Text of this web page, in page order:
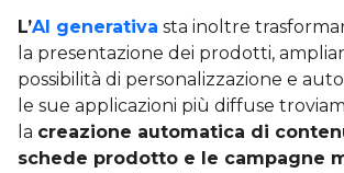
L’AI generativa sta inoltre
la presentazione dei prodotti,
possibilità di personalizzazione e
le sue applicazioni più diffuse
la creazione automatica di
schede prodotto e le campagne